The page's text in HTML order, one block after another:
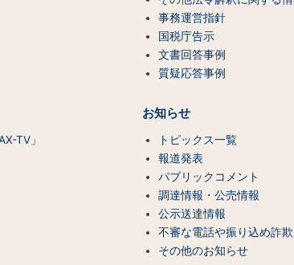
TV」
事務運営指針
国税庁告示
文書回答事例
質疑応答事例
お知らせ
トピックス一覧
報道発表
パブリックコメント
調達情報・公売情報
公示送達情報
不審な電話や振り込め詐
その他のお知らせ